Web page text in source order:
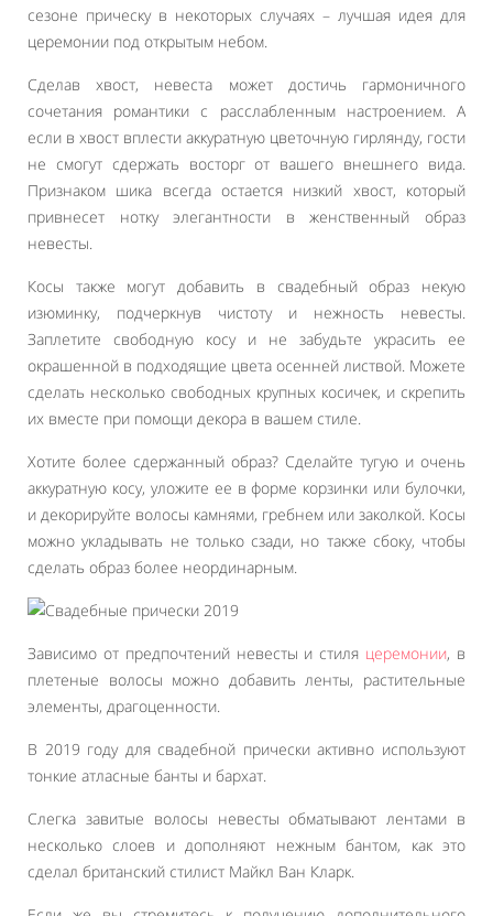
сезоне прическу в некоторых случаях – лучшая идея для
церемонии под открытым небом.
Сделав хвост, невеста может достичь гармоничного
сочетания романтики с расслабленным настроением. А
если в хвост вплести аккуратную цветочную гирлянду, гости
не смогут сдержать восторг от вашего внешнего вида.
Признаком шика всегда остается низкий хвост, который
привнесет нотку элегантности в женственный образ
невесты.
Косы также могут добавить в свадебный образ некую
изюминку, подчеркнув чистоту и нежность невесты.
Заплетите свободную косу и не забудьте украсить ее
окрашенной в подходящие цвета осенней листвой. Можете
сделать несколько свободных крупных косичек, и скрепить
их вместе при помощи декора в вашем стиле.
Хотите более сдержанный образ? Сделайте тугую и очень
аккуратную косу, уложите ее в форме корзинки или булочки,
и декорируйте волосы камнями, гребнем или заколкой. Косы
можно укладывать не только сзади, но также сбоку, чтобы
сделать образ более неординарным.
Зависимо от предпочтений невесты и стиля церемонии, в
плетеные волосы можно добавить ленты, растительные
элементы, драгоценности.
В 2019 году для свадебной прически активно используют
тонкие атласные банты и бархат.
Слегка завитые волосы невесты обматывают лентами в
несколько слоев и дополняют нежным бантом, как это
сделал британский стилист Майкл Ван Кларк.